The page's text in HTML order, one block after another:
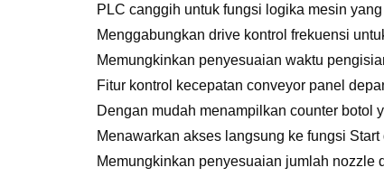
PLC canggih untuk fungsi logika mesin
Menggabungkan drive kontrol frekuensi
Memungkinkan penyesuaian waktu
Fitur kontrol kecepatan conveyor panel
Dengan mudah menampilkan counter botol
Menawarkan akses langsung ke fungsi
Memungkinkan penyesuaian jumlah